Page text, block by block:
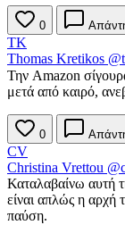
0
TK
Thomas Kretikos
Την Amazon
μετά από καιρό,
0
CV
Christina Vrettou
Καταλαβαίνω αυτή
είναι απλώς η αρχή
παύση.